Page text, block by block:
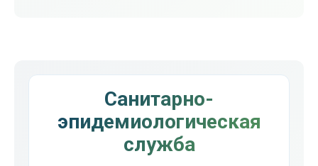
Санитарно-
эпидемиологическая
служба